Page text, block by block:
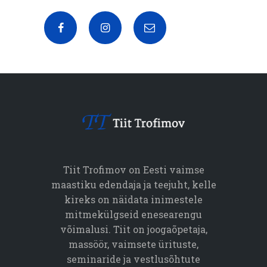
Tiit Trofimov on Eesti vaimse
maastiku edendaja ja teejuht, kelle
kireks on näidata inimestele
mitmekülgseid enesearengu
võimalusi. Tiit on joogaõpetaja,
massöör, vaimsete ürituste,
seminaride ja vestlusõhtute